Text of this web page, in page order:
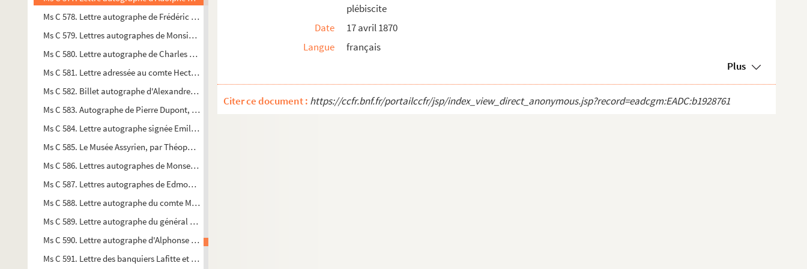
Ms C 578. Lettre autographe de Frédéric Cuvier fils
Ms C 579. Lettres autographes de Monsieur Trébuquet, confesseur de Charles X, de messieurs Dancel et Robin Did...
Ms C 580. Lettre autographe de Charles Dickens
Ms C 581. Lettre adressée au comte Hector de la Ferrière au château de Saint-Clair, contenant des renseignemen...
Ms C 582. Billet autographe d'Alexandre Dumas fils
Ms C 583. Autographe de Pierre Dupont, chansonnier
Ms C 584. Lettre autographe signée Emile à l'administrateur du
Ms C 585. Le Musée Assyrien, par Théophile Gautier [?], article manuscrit
Ms C 586. Lettres autographes de Monseigneur Flavien Hugonin, évêque de Bayeux et Lisieux et de Monseigneur Fr...
Ms C 587. Lettres autographes de Edmond Groult, fondateur des musées cantonaux
Ms C 588. Lettre autographe du comte Martial de Guernon-Ranville, ancien ministre de Charles X
Ms C 589. Lettre autographe du général Henry léguant "notre Marguerie" à Monsieur de la Barbanchon
Ms C 590. Lettre autographe d'Alphonse Karr
Ms C 591. Lettre des banquiers Lafitte et Cie aux gérants du Casino Paganini à Paris
plébiscite
Date
17 avril 1870
Langue
français
Plus
Citer ce document : https://ccfr.bnf.fr/portailccfr/jsp/index_view_direct_anonymous.jsp?record=eadcgm:EADC:b1928761